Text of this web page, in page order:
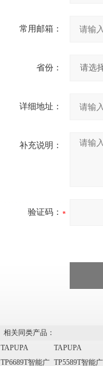
常用邮箱：
省份：
详细地址：
补充说明：
验证码：
相关同类产品：
TAPUPA
TP6689T智能广
TAPUPA
TP5589T智能广